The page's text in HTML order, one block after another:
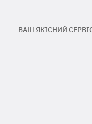
відсутності даних вкладених з
ПІБ, номер
доставки зазначений в
ВАШ ЯКІСНИЙ